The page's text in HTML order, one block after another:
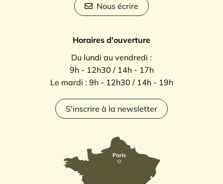
Nous écrire
Horaires d'ouverture
Du lundi au vendredi :
9h - 12h30 / 14h - 17h
Le mardi : 9h - 12h30 / 14h - 19h
S'inscrire à la newsletter